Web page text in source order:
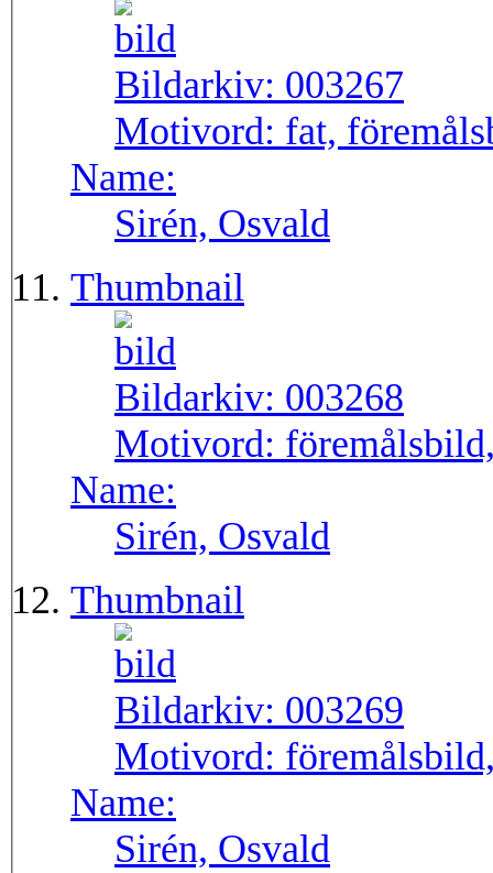
Bildarkiv: 003267
Motivord: fat,
Name:
Sirén, Osvald
Thumbnail
Bildarkiv: 003268
Motivord:
Name:
Sirén, Osvald
Thumbnail
Bildarkiv: 003269
Motivord:
Name:
Sirén, Osvald